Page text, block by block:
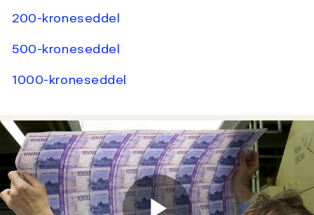
200-kroneseddel
500-kroneseddel
1000-kroneseddel